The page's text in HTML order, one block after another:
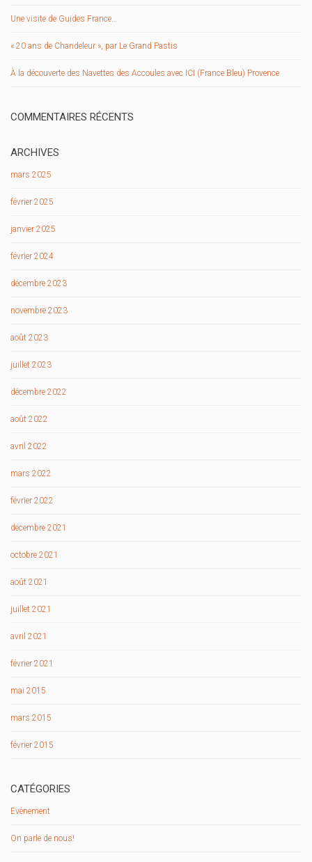
Une visite de Guides France…
« 20 ans de Chandeleur », par Le Grand Pastis
À la découverte des Navettes des Accoules avec ICI (France Bleu) Provence
COMMENTAIRES RÉCENTS
ARCHIVES
mars 2025
février 2025
janvier 2025
février 2024
décembre 2023
novembre 2023
août 2023
juillet 2023
décembre 2022
août 2022
avril 2022
mars 2022
février 2022
décembre 2021
octobre 2021
août 2021
juillet 2021
avril 2021
février 2021
mai 2015
mars 2015
février 2015
CATÉGORIES
Evènement
On parle de nous!